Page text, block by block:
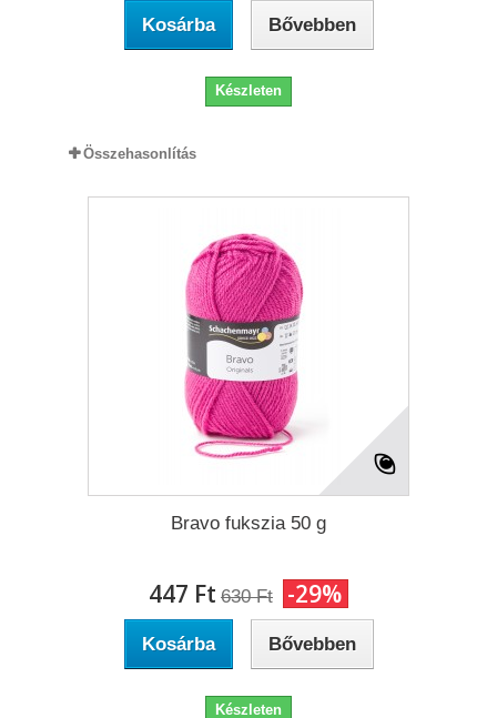
Kosárba Bővebben
Készleten
Összehasonlítás
Bravo fukszia 50 g
447 Ft‎ 630 Ft‎ -29%
Kosárba Bővebben
Készleten